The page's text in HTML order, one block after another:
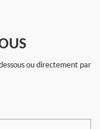
ou directement par